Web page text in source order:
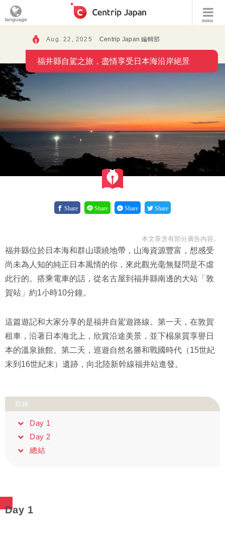
menu
language
Aug. 22, 2025 Centrip Japan 編輯部
福井縣自駕之旅，盡情享受日本海沿岸絕景
Share Share Share Share
本文章含有部分廣告內容。
福井縣位於日本海和群山環繞地帶，山海資源豐富，想感受
尚未為人知的純正日本風情的你，來此觀光毫無疑問是不虛
此行的。搭乘電車的話，從名古屋到福井縣南邊的大站「敦
賀站」約1小時10分鐘。
這篇遊記和大家分享的是福井自駕遊路線。第一天，在敦賀
租車，沿著日本海北上，欣賞沿途美景，並下榻泉質享譽日
本的溫泉旅館。第二天，巡遊自然名勝和戰國時代（15世紀
末到16世紀末）遺跡，向北陸新幹線福井站進發。
目錄
Day 1
Day 2
總結
Day 1